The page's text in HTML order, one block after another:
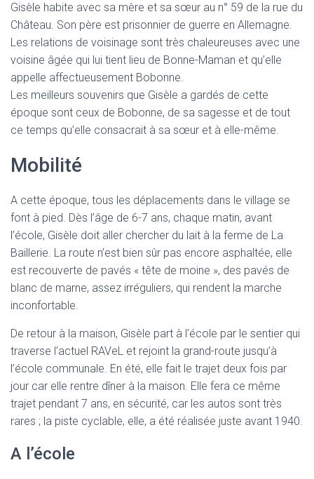
Gisèle habite avec sa mère et sa sœur au n° 59 de la rue du
Château. Son père est prisonnier de guerre en Allemagne.
Les relations de voisinage sont très chaleureuses avec une
voisine âgée qui lui tient lieu de Bonne-Maman et qu’elle
appelle affectueusement Bobonne.
Les meilleurs souvenirs que Gisèle a gardés de cette
époque sont ceux de Bobonne, de sa sagesse et de tout
ce temps qu’elle consacrait à sa sœur et à elle-même.
Mobilité
A cette époque, tous les déplacements dans le village se
font à pied. Dès l’âge de 6-7 ans, chaque matin, avant
l’école, Gisèle doit aller chercher du lait à la ferme de La
Baillerie. La route n’est bien sûr pas encore asphaltée, elle
est recouverte de pavés « tête de moine », des pavés de
blanc de marne, assez irréguliers, qui rendent la marche
inconfortable.
De retour à la maison, Gisèle part à l’école par le sentier qui
traverse l’actuel RAVeL et rejoint la grand-route jusqu’à
l’école communale. En été, elle fait le trajet deux fois par
jour car elle rentre dîner à la maison. Elle fera ce même
trajet pendant 7 ans, en sécurité, car les autos sont très
rares ; la piste cyclable, elle, a été réalisée juste avant 1940.
A l’école